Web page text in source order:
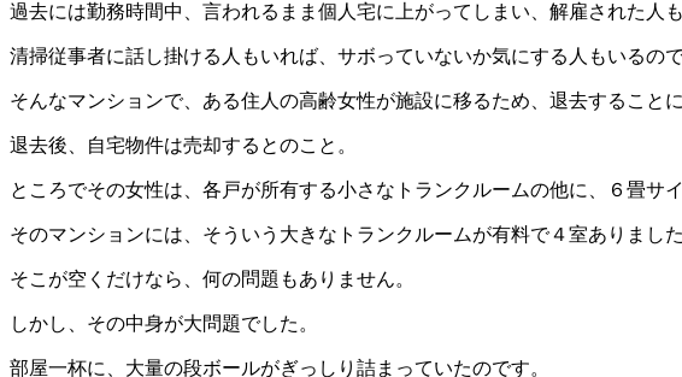
過去には勤務時間中、言われるまま個人宅に上がってしまい、解雇された人
清掃従事者に話し掛ける人もいれば、サボっていないか気にする人もいるの
そんなマンションで、ある住人の高齢女性が施設に移るため、退去することに
退去後、自宅物件は売却するとのこと。
ところでその女性は、各戸が所有する小さなトランクルームの他に、６畳サ
そのマンションには、そういう大きなトランクルームが有料で４室ありまし
そこが空くだけなら、何の問題もありません。
しかし、その中身が大問題でした。
部屋一杯に、大量の段ボールがぎっしり詰まっていたのです。